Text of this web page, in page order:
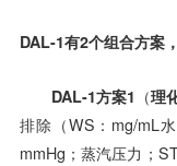
DAL-1有2个组合方案
DAL-1方案1 （理
排除（WS：mg/mL
mmHg；蒸汽压力；